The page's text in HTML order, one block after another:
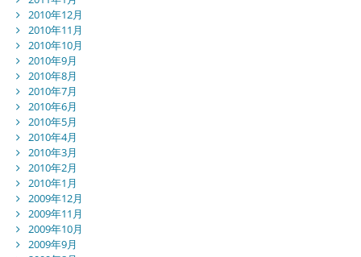
2010年12月
2010年11月
2010年10月
2010年9月
2010年8月
2010年7月
2010年6月
2010年5月
2010年4月
2010年3月
2010年2月
2010年1月
2009年12月
2009年11月
2009年10月
2009年9月